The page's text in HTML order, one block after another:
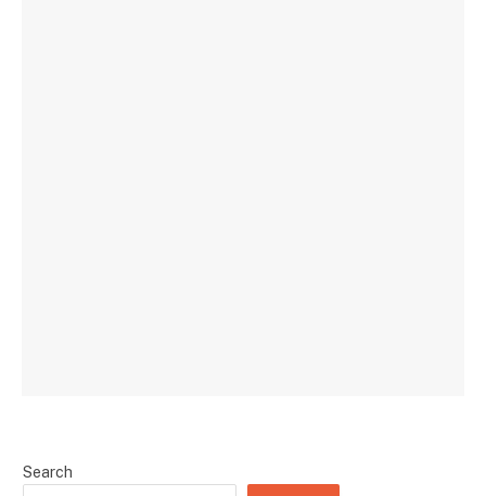
Search